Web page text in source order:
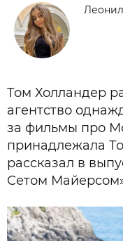
Том Холландер
агентство
за фильмы про
принадлежала
рассказал в
Сетом